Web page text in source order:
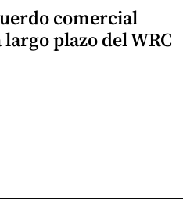
comercial
plazo del WRC